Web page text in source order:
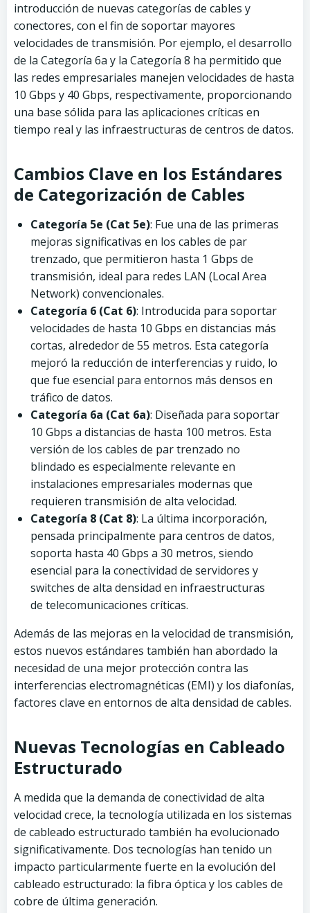
introducción de nuevas categorías de cables y
conectores, con el fin de soportar mayores
velocidades de transmisión. Por ejemplo, el desarrollo
de la Categoría 6a y la Categoría 8 ha permitido que
las redes empresariales manejen velocidades de hasta
10 Gbps y 40 Gbps, respectivamente, proporcionando
una base sólida para las aplicaciones críticas en
tiempo real y las infraestructuras de centros de datos.
Cambios Clave en los Estándares
de Categorización de Cables
Categoría 5e (Cat 5e): Fue una de las primeras
mejoras significativas en los cables de par
trenzado, que permitieron hasta 1 Gbps de
transmisión, ideal para redes LAN (Local Area
Network) convencionales.
Categoría 6 (Cat 6): Introducida para soportar
velocidades de hasta 10 Gbps en distancias más
cortas, alrededor de 55 metros. Esta categoría
mejoró la reducción de interferencias y ruido, lo
que fue esencial para entornos más densos en
tráfico de datos.
Categoría 6a (Cat 6a): Diseñada para soportar
10 Gbps a distancias de hasta 100 metros. Esta
versión de los cables de par trenzado no
blindado es especialmente relevante en
instalaciones empresariales modernas que
requieren transmisión de alta velocidad.
Categoría 8 (Cat 8): La última incorporación,
pensada principalmente para centros de datos,
soporta hasta 40 Gbps a 30 metros, siendo
esencial para la conectividad de servidores y
switches de alta densidad en infraestructuras
de telecomunicaciones críticas.
Además de las mejoras en la velocidad de transmisión,
estos nuevos estándares también han abordado la
necesidad de una mejor protección contra las
interferencias electromagnéticas (EMI) y los diafonías,
factores clave en entornos de alta densidad de cables.
Nuevas Tecnologías en Cableado
Estructurado
A medida que la demanda de conectividad de alta
velocidad crece, la tecnología utilizada en los sistemas
de cableado estructurado también ha evolucionado
significativamente. Dos tecnologías han tenido un
impacto particularmente fuerte en la evolución del
cableado estructurado: la fibra óptica y los cables de
cobre de última generación.